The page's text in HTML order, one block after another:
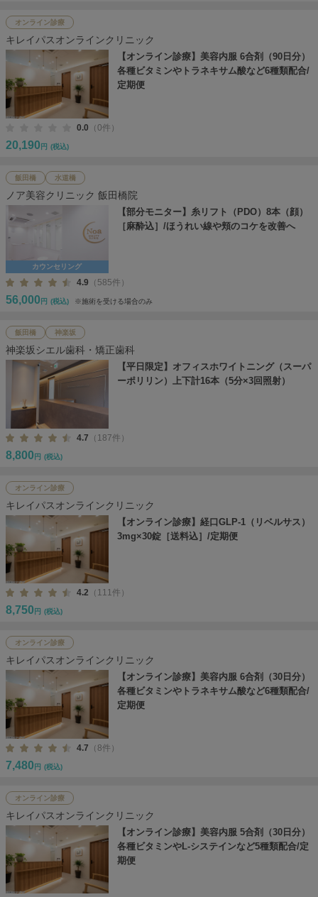
オンライン診療
キレイパスオンラインクリニック
【オンライン診療】美容内服 6合剤（90日分）
各種ビタミンやトラネキサム酸など6種類配合/
定期便
0.0 （0件）
20,190 円 (税込)
飯田橋 水道橋
ノア美容クリニック 飯田橋院
カウンセリング
【部分モニター】糸リフト（PDO）8本（顔）
［麻酔込］/ほうれい線や頬のコケを改善へ
4.9 （585件）
56,000 円 (税込) ※施術を受ける場合のみ
飯田橋 神楽坂
神楽坂シエル歯科・矯正歯科
【平日限定】オフィスホワイトニング（スーパ
ーポリリン）上下計16本（5分×3回照射）
4.7 （187件）
8,800 円 (税込)
オンライン診療
キレイパスオンラインクリニック
【オンライン診療】経口GLP-1（リベルサス）
3mg×30錠［送料込］/定期便
4.2 （111件）
8,750 円 (税込)
オンライン診療
キレイパスオンラインクリニック
【オンライン診療】美容内服 6合剤（30日分）
各種ビタミンやトラネキサム酸など6種類配合/
定期便
4.7 （8件）
7,480 円 (税込)
オンライン診療
キレイパスオンラインクリニック
【オンライン診療】美容内服 5合剤（30日分）
各種ビタミンやL-システインなど5種類配合/定
期便